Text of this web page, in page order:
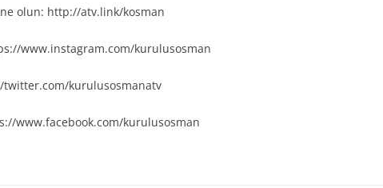
olun: http://atv.link/kosman
www.instagram.com/kurulusosman
twitter.com/kurulusosmanatv
www.facebook.com/kurulusosman